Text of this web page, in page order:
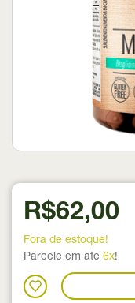
R$62,00
Fora de estoque!
Parcele em ate 6x!